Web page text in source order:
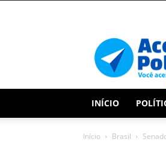
INÍCIO
Início Brasil